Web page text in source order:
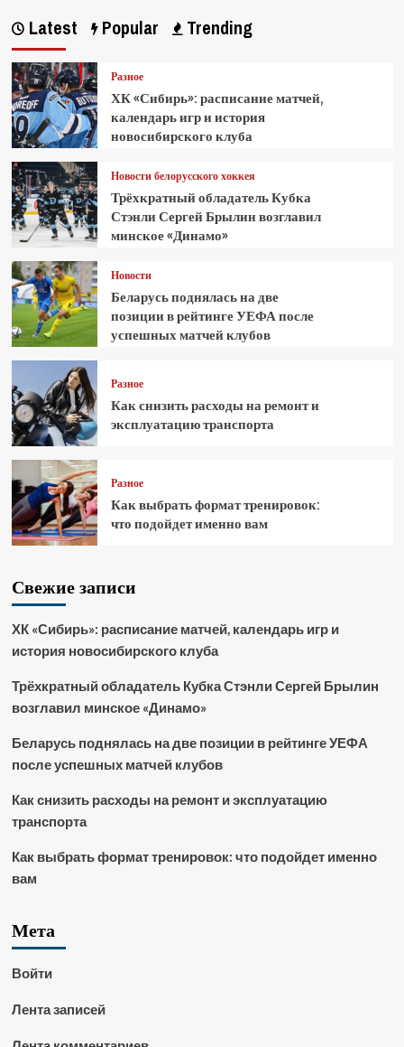
Latest Popular Trending
Разное
ХК «Сибирь»: расписание матчей,
календарь игр и история
новосибирского клуба
Новости белорусского хоккея
Трёхкратный обладатель Кубка
Стэнли Сергей Брылин возглавил
минское «Динамо»
Новости
Беларусь поднялась на две
позиции в рейтинге УЕФА после
успешных матчей клубов
Разное
Как снизить расходы на ремонт и
эксплуатацию транспорта
Разное
Как выбрать формат тренировок:
что подойдет именно вам
Свежие записи
ХК «Сибирь»: расписание матчей, календарь игр и
история новосибирского клуба
Трёхкратный обладатель Кубка Стэнли Сергей Брылин
возглавил минское «Динамо»
Беларусь поднялась на две позиции в рейтинге УЕФА
после успешных матчей клубов
Как снизить расходы на ремонт и эксплуатацию
транспорта
Как выбрать формат тренировок: что подойдет именно
вам
Мета
Войти
Лента записей